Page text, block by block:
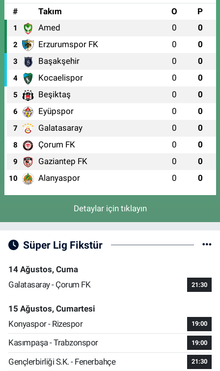
#
Takım O P
1 Amed 0 0
2 Erzurumspor FK 0 0
3 Başakşehir 0 0
4 Kocaelispor 0 0
5 Beşiktaş 0 0
6 Eyüpspor 0 0
7 Galatasaray 0 0
8 Çorum FK 0 0
9 Gaziantep FK 0 0
10 Alanyaspor 0 0
Detaylar için tıklayın
Süper Lig Fikstür
14 Ağustos, Cuma
Galatasaray - Çorum FK
21:30
15 Ağustos, Cumartesi
Konyaspor - Rizespor
19:00
Kasımpaşa - Trabzonspor 19:00
Gençlerbirliği S.K. - Fenerbahçe 21:30